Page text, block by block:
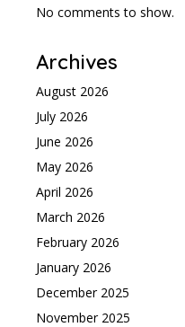
No comments to show.
Archives
August 2026
July 2026
June 2026
May 2026
April 2026
March 2026
February 2026
January 2026
December 2025
November 2025